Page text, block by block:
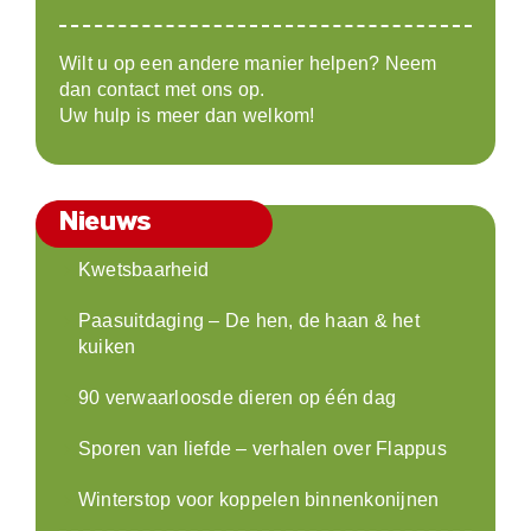
Wilt u op een andere manier helpen? Neem
dan contact met ons op.
Uw hulp is meer dan welkom!
Nieuws
Kwetsbaarheid
Paasuitdaging – De hen, de haan & het
kuiken
90 verwaarloosde dieren op één dag
Sporen van liefde – verhalen over Flappus
Winterstop voor koppelen binnenkonijnen